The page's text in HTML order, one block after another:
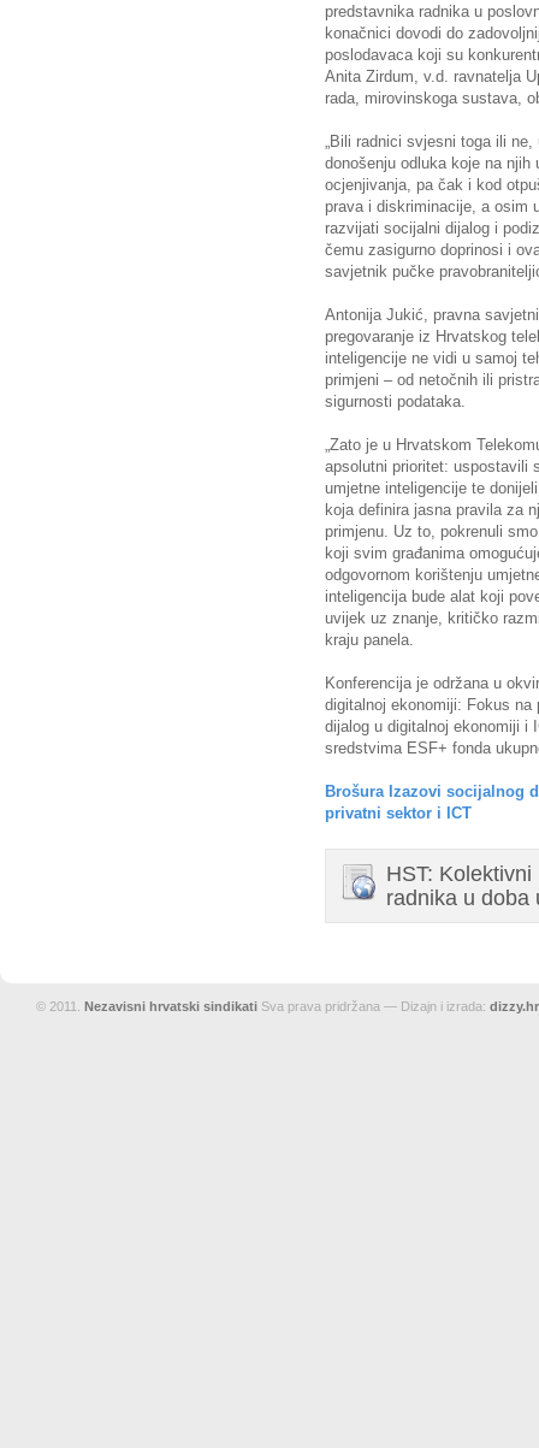
predstavnika radnika u
konačnici dovodi do
poslodavaca koji su
Anita Zirdum, v.d. ravnatelja
rada, mirovinskoga sustava,
„Bili radnici svjesni toga ili
donošenju odluka koje na njih
ocjenjivanja, pa čak i kod
prava i diskriminacije, a osim
razvijati socijalni dijalog i
čemu zasigurno doprinosi i
savjetnik pučke
Antonija Jukić, pravna
pregovaranje iz Hrvatskog
inteligencije ne vidi u samoj
primjeni – od netočnih ili
sigurnosti podataka.
„Zato je u Hrvatskom
apsolutni prioritet: uspostavili
umjetne inteligencije te
koja definira jasna pravila za
primjenu. Uz to, pokrenuli
koji svim građanima
odgovornom korištenju
inteligencija bude alat koji
uvijek uz znanje, kritičko
kraju panela.
Konferencija je održana u
digitalnoj ekonomiji: Fokus na
dijalog u digitalnoj ekonomiji i
sredstvima ESF+ fonda
Brošura Izazovi socijalnog
privatni sektor i ICT
HST:
radnika u doba
© 2011. Nezavisni hrvatski sindikati Sva prava pridržana — Dizajn i izrada: dizzy.hr